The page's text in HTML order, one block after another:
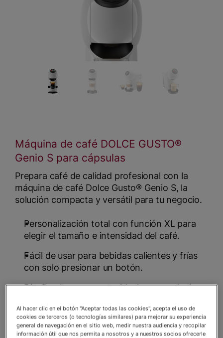
Máquina de café DOLCE GUSTO®
Genio S para cápsulas
Prepara café de calidad profesional con la
máquina de café Dolce Gusto® Genio S, la
solución compacta y versátil para tu negocio.
Personalización total con función XL para
elegir el tamaño e intensidad del café.
Fácil de usar para bebidas calientes y frías
con solo presionar un botón.
Diseño ultracompacto, ideal para cualquier
Sistema de alta presión de hasta 15 bares
para una crema espesa y aterciopelada.
Al hacer clic en el botón "Aceptar todas las cookies", acepta el uso de
cookies de terceros (o tecnologías similares) para mejorar su experiencia
general de navegación en el sitio web, medir nuestra audiencia y recopilar
información útil que nos permita a nosotros y a nuestros socios ofrecerle